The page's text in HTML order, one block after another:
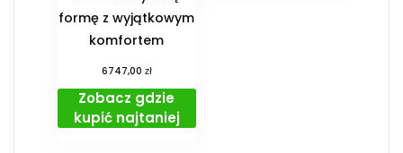
formę z wyjątkowym
komfortem
6747,00 zł
Zobacz gdzie
kupić najtaniej